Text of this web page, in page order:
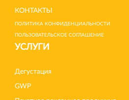
КОНТАКТЫ
ПОЛИТИКА КОНФИДЕНЦИАЛЬНОСТИ
ПОЛЬЗОВАТЕЛЬСКОЕ СОГЛАШЕНИЕ
УСЛУГИ
Дегустация
GWP